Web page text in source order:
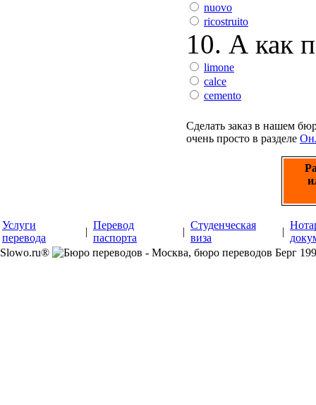
nuovo
ricostruito
10. А как
limone
calce
cemento
Сделать заказ в нашем
очень просто в разделе
Услуги
перевода
|
Перевод
паспорта
|
Студенческая
виза
|
Slowo.ru®